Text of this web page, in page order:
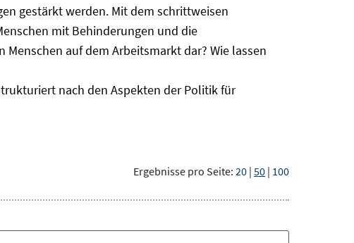
gestärkt werden. Mit dem schrittweisen
mit Behinderungen und die
auf dem Arbeitsmarkt dar? Wie lassen
nach den Aspekten der Politik für
Ergebnisse pro Seite: 20 | 50 | 100